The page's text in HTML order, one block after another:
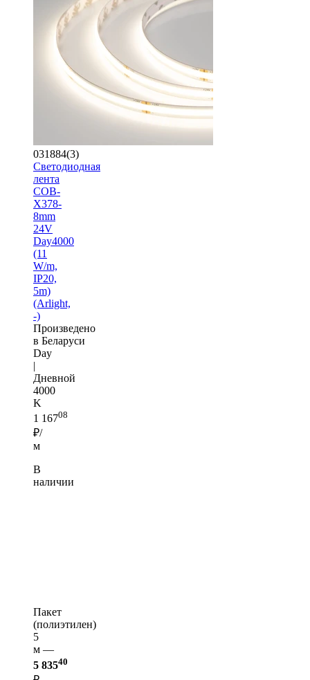
031884(3)
Светодиодная
лента
COB-
X378-
8mm
24V
Day4000
(11
W/m,
IP20,
5m)
(Arlight,
-)
Произведено
в Беларуси
Day
|
Дневной
4000
K
1 16708
₽/
м
В
наличии
Пакет
(полиэтилен)
5
м —
5 83540